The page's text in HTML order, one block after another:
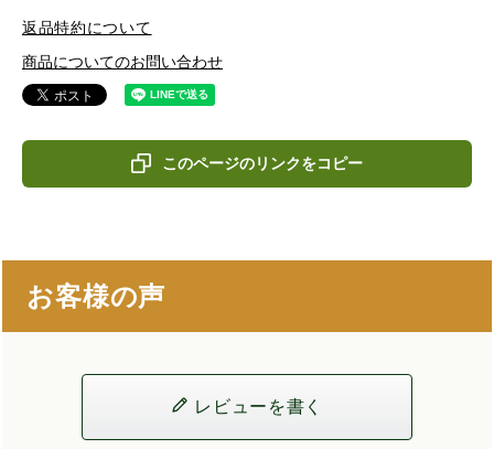
返品特約について
商品についてのお問い合わせ
このページのリンクをコピー
お客様の声
レビューを書く